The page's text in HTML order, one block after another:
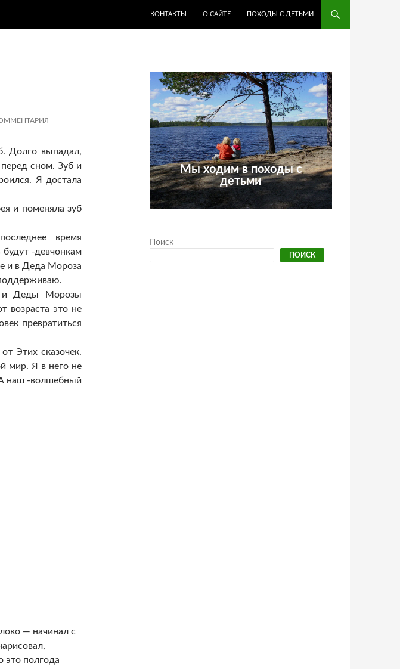
КОНТАКТЫ О САЙТЕ ПОХОДЫ С ДЕТЬМИ
Долго выпадал,
сном. Зуб и
Я достала
и поменяла зуб
время
-девчонкам
и в Деда Мороза
поддерживаю.
и Деды Морозы
возраста это не
превратиться
Этих сказочек.
мир. Я в него не
наш -волшебный
— начинал с
это полгода
Мы ходим в походы с
детьми
Поиск
ПОИСК